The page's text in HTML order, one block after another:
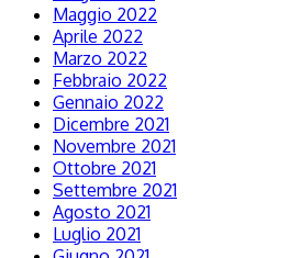
Maggio 2022
Aprile 2022
Marzo 2022
Febbraio 2022
Gennaio 2022
Dicembre 2021
Novembre 2021
Ottobre 2021
Settembre 2021
Agosto 2021
Luglio 2021